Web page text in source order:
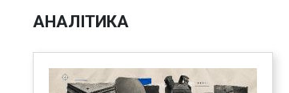
АНАЛІТИКА